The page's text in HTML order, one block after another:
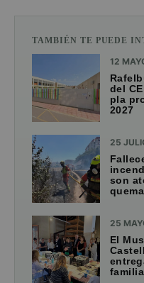
TAMBIÉN TE PUEDE
12
del
pla
2027
25
son
25
El